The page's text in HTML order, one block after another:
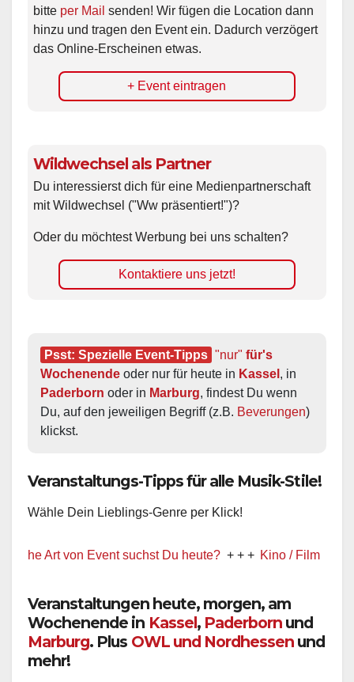
bitte per Mail senden! Wir fügen die Location dann
hinzu und tragen den Event ein. Dadurch verzögert
das Online-Erscheinen etwas.
+ Event eintragen
Wildwechsel als Partner
Du interessierst dich für eine Medienpartnerschaft
mit Wildwechsel ("Ww präsentiert!")?
Oder du möchtest Werbung bei uns schalten?
Kontaktiere uns jetzt!
Psst: Spezielle Event-Tipps "nur" für's
Wochenende oder nur für heute in Kassel
Paderborn oder in Marburg, findest Du wenn
Du, auf den jeweiligen Begriff (z.B. Beverungen)
klickst.
Veranstaltungs-Tipps für alle Musik-Stile!
Wähle Dein Lieblings-Genre per Klick!
von Event suchst Du heute? + + + Kino / Film + + + Ww
Veranstaltungen heute, morgen, am
Wochenende in Kassel, Paderborn und
Marburg. Plus OWL und Nordhessen und
mehr!